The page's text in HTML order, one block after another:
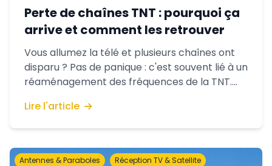
Perte de chaînes TNT : pourquoi ça
arrive et comment les retrouver
Vous allumez la télé et plusieurs chaînes ont
disparu ? Pas de panique : c'est souvent lié à un
réaménagement des fréquences de la TNT.
réflexes pour retrouver vos chaînes — et
quand il faut faire appel à un antenniste.
Lire l'article
Antennes & Paraboles Réception TV & Satellite